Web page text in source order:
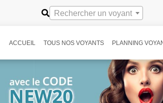
Rechercher un voyant
ACCUEIL TOUS NOS VOYANTS PLANNING